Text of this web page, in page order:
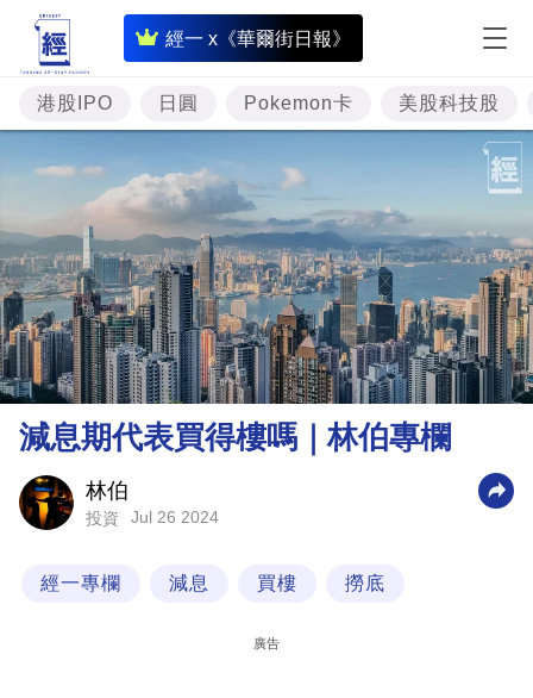
經一 x《華爾街日報》
即
時
財
經
專
題
投
資
樓
市
理
財
業
港股IPO 日圓 Pokemon卡 美股科技股
減息期代表買得樓嗎｜林伯專欄
林伯
投資 Jul 26 2024
經一專欄 減息 買樓 撈底
廣告